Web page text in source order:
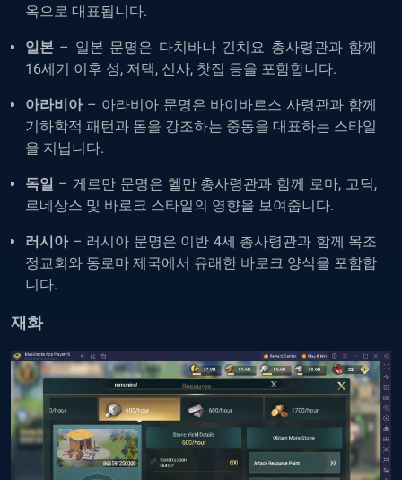
옥으로 대표됩니다.
일본 – 일본 문명은 다치바나 긴치요 총사령관과 함께
16세기 이후 성, 저택, 신사, 찻집 등을 포함합니다.
아라비아– 아라비아 문명은 바이바르스 사령관과 함께
기하학적 패턴과 돔을 강조하는 중동을 대표하는 스타일
을 지닙니다.
독일 – 게르만 문명은 헬만 총사령관과 함께 로마, 고딕,
르네상스 및 바로크 스타일의 영향을 보여줍니다.
러시아– 러시아 문명은 이반 4세 총사령관과 함께 목조
정교회와 동로마 제국에서 유래한 바로크 양식을 포함합
니다.
재화